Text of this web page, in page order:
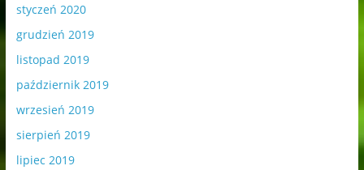
styczeń 2020
grudzień 2019
listopad 2019
październik 2019
wrzesień 2019
sierpień 2019
lipiec 2019